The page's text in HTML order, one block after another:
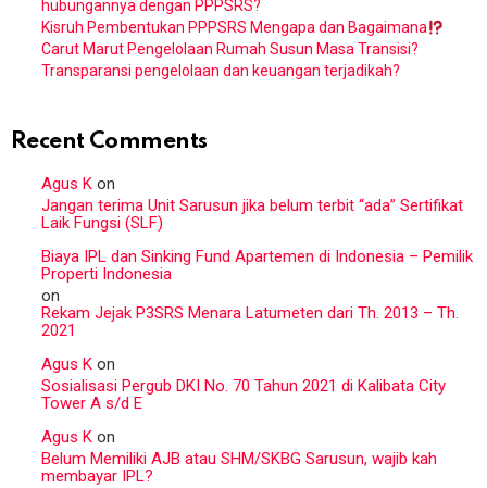
hubungannya dengan PPPSRS?
Kisruh Pembentukan PPPSRS Mengapa dan Bagaimana
Carut Marut Pengelolaan Rumah Susun Masa Transisi?
Transparansi pengelolaan dan keuangan terjadikah?
Recent Comments
Agus K on
Jangan terima Unit Sarusun jika belum terbit “ada” Sertifikat
Laik Fungsi (SLF)
Biaya IPL dan Sinking Fund Apartemen di Indonesia – Pemilik
Properti Indonesia
on
Rekam Jejak P3SRS Menara Latumeten dari Th. 2013 – Th.
2021
Agus K on
Sosialisasi Pergub DKI No. 70 Tahun 2021 di Kalibata City
Tower A s/d E
Agus K on
Belum Memiliki AJB atau SHM/SKBG Sarusun, wajib kah
membayar IPL?